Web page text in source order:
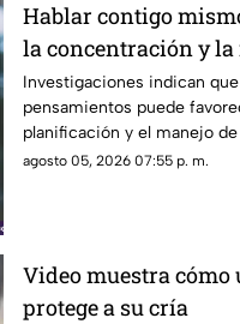
Hablar contigo
la concentración y
Investigaciones indican
pensamientos puede
planificación y el manejo
agosto 05, 2026 07:55 p. m.
Video muestra
protege a su cría